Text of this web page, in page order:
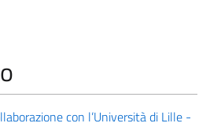
con l’Università di Lille -